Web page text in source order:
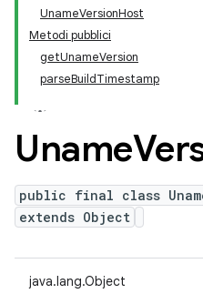
UnameVersionHost
Metodi pubblici
getUnameVersion
parseBuildTimestamp
Uname
public final class
extends Object
java.lang.Object